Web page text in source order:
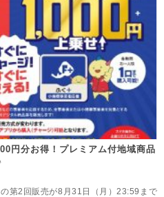
円分お得！プレミアム付地域商品
第2回販売が8月31日（月）23:59まで